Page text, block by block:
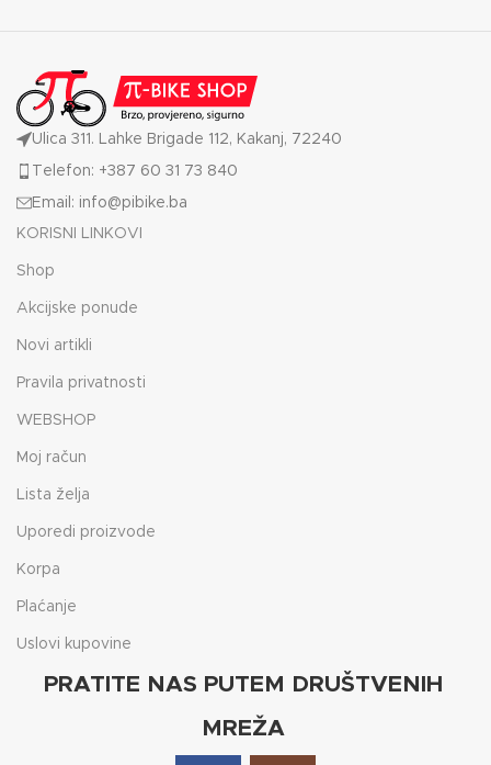
Ulica 311. Lahke Brigade 112, Kakanj, 72240
Telefon: +387 60 31 73 840
Email: info@pibike.ba
KORISNI LINKOVI
Shop
Akcijske ponude
Novi artikli
Pravila privatnosti
WEBSHOP
Moj račun
Lista želja
Uporedi proizvode
Korpa
Plaćanje
Uslovi kupovine
PRATITE NAS PUTEM DRUŠTVENIH
MREŽA